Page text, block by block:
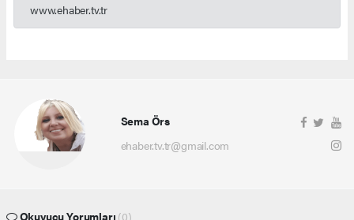
www.ehaber.tv.tr
Sema Örs
ehaber.tv.tr@gmail.com
Okuyucu Yorumları (0)